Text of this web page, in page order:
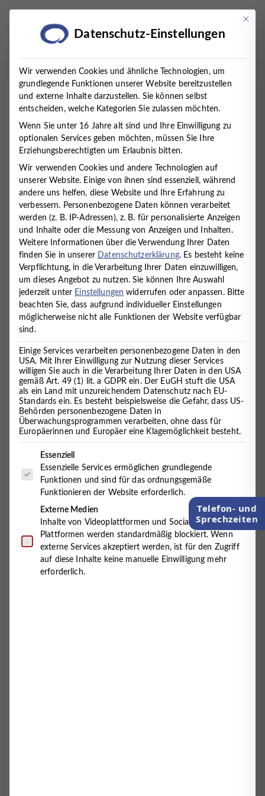
Startseite / Karriere
Starten Sie Ihre nächste
Karriere bei uns
Wir, das MVZ Timmermann und Partner, sind eine
Fachpraxis für Psychosomatische Medizin,
Psychotherapie, Psychiatrie, Kinder- und
Jugendpsychotherapie und Kinder- und
Jugendpsychiatrie mit 4 Standorten im Norden
Niedersachsens. In unserem Team arbeiten Mediziner,
Psychologen, Psychotherapeuten, Physiotherapeuten,
Ergotherapeuten, Logopäden, Sozialarbeiter,
Ökotrophologen sowie Musik- und Reittherapeuten
zusammen.
Richten Sie einen Blick auf unsere offenen
Positionen und finden Sie die passende
Herausforderung für Ihre Qualifikation und
Telefon- und
Sprechzeiten
Mit
Datenschutz-Einstellungen
Wir verwenden Cookies und ähnliche Technologien, um
grundlegende Funktionen unserer Website bereitzustellen
und externe Inhalte darzustellen. Sie können selbst
entscheiden, welche Kategorien Sie zulassen möchten.
Wenn Sie unter 16 Jahre alt sind und Ihre Einwilligung zu
optionalen Services geben möchten, müssen Sie Ihre
Erziehungsberechtigten um Erlaubnis bitten.
Wir verwenden Cookies und andere Technologien auf
unserer Website. Einige von ihnen sind essenziell, während
andere uns helfen, diese Website und Ihre Erfahrung zu
verbessern. Personenbezogene Daten können verarbeitet
werden (z. B. IP-Adressen), z. B. für personalisierte Anzeigen
und Inhalte oder die Messung von Anzeigen und Inhalten.
Weitere Informationen über die Verwendung Ihrer Daten
finden Sie in unserer Datenschutzerklärung. Es besteht keine
Verpflichtung, in die Verarbeitung Ihrer Daten einzuwilligen,
um dieses Angebot zu nutzen. Sie können Ihre Auswahl
jederzeit unter Einstellungen widerrufen oder anpassen. Bitte
beachten Sie, dass aufgrund individueller Einstellungen
möglicherweise nicht alle Funktionen der Website verfügbar
sind.
Einige Services verarbeiten personenbezogene Daten in den
USA. Mit Ihrer Einwilligung zur Nutzung dieser Services
willigen Sie auch in die Verarbeitung Ihrer Daten in den USA
gemäß Art. 49 (1) lit. a GDPR ein. Der EuGH stuft die USA
als ein Land mit unzureichendem Datenschutz nach EU-
Standards ein. Es besteht beispielsweise die Gefahr, dass US-
Behörden personenbezogene Daten in
Überwachungsprogrammen verarbeiten, ohne dass für
Europäerinnen und Europäer eine Klagemöglichkeit besteht.
Es folgt eine Liste der Service-Gruppen, für die eine Einwilligung
Essenziell
Essenzielle Services ermöglichen grundlegende
Funktionen und sind für das ordnungsgemäße
Funktionieren der Website erforderlich.
Externe Medien
Inhalte von Videoplattformen und Social-Media-
Plattformen werden standardmäßig blockiert. Wenn
externe Services akzeptiert werden, ist für den Zugriff
auf diese Inhalte keine manuelle Einwilligung mehr
erforderlich.